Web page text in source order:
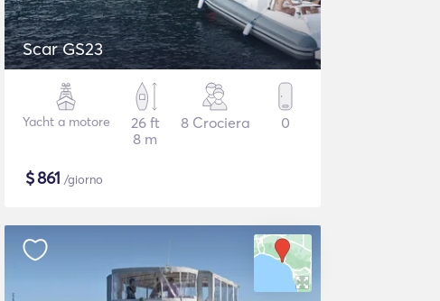
Scar GS23
Yacht a motore
26 ft
8 m
8 Crociera 0
$861 /giorno